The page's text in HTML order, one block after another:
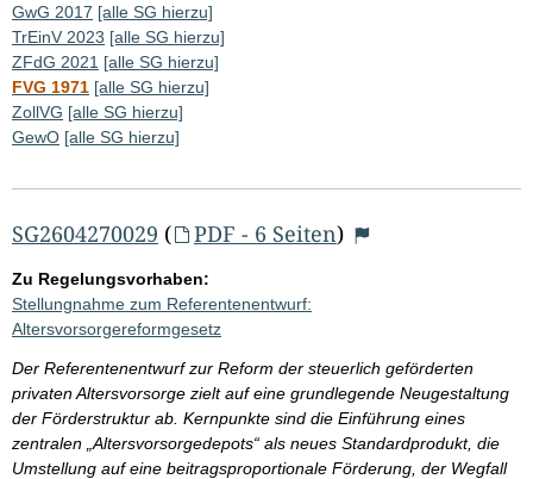
GwG 2017 [alle SG hierzu]
TrEinV 2023 [alle SG hierzu]
ZFdG 2021 [alle SG hierzu]
FVG 1971 [alle SG hierzu]
ZollVG [alle SG hierzu]
GewO [alle SG hierzu]
SG2604270029 ( PDF - 6 Seiten)
Zu Regelungsvorhaben:
Stellungnahme zum Referentenentwurf:
Altersvorsorgereformgesetz
Der Referentenentwurf zur Reform der steuerlich geförderten
privaten Altersvorsorge zielt auf eine grundlegende Neugestaltung
der Förderstruktur ab. Kernpunkte sind die Einführung eines
zentralen „Altersvorsorgedepots“ als neues Standardprodukt, die
Umstellung auf eine beitragsproportionale Förderung, der Wegfall